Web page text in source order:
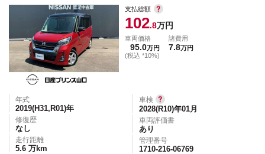
支払総額
102.8万円
車両価格
95.0万円
(税込 *10%)
諸費用
7.8万円
年式
2019(H31,R01)年
修復歴
なし
走行距離
5.6 万km
車検
2028(R10)年01月
車両評価書
あり
管理番号
1710-216-06769